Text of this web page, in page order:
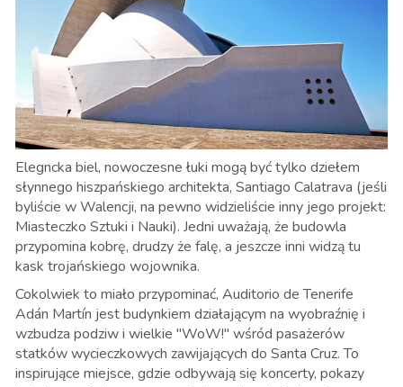
Elegncka biel, nowoczesne łuki mogą być tylko dziełem
słynnego hiszpańskiego architekta, Santiago Calatrava (jeśli
byliście w Walencji, na pewno widzieliście inny jego projekt:
Miasteczko Sztuki i Nauki). Jedni uważają, że budowla
przypomina kobrę, drudzy że falę, a jeszcze inni widzą tu
kask trojańskiego wojownika.
Cokolwiek to miało przypominać, Auditorio de Tenerife
Adán Martín jest budynkiem działającym na wyobraźnię i
wzbudza podziw i wielkie "WoW!" wśród pasażerów
statków wycieczkowych zawijających do Santa Cruz. To
inspirujące miejsce, gdzie odbywają się koncerty, pokazy